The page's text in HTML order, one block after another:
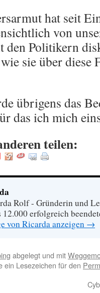
hat seit
von
Politikern
sie über diese
übrigens das
das ich mich
teilen:
Rolf - Gründerin und
12.000 erfolgreich
von Ricarda anzeigen →
abgelegt und mit
ein Lesezeichen für den